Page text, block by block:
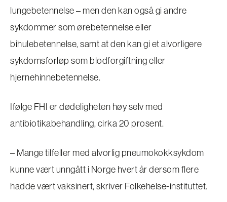
lungebetennelse – men den kan også gi andre
sykdommer som ørebetennelse eller
bihulebetennelse, samt at den kan gi et alvorligere
sykdomsforløp som blodforgiftning eller
hjernehinnebetennelse.
Ifølge FHI er dødeligheten høy selv med
antibiotikabehandling, cirka 20 prosent.
– Mange tilfeller med alvorlig pneumokokksykdom
kunne vært unngått i Norge hvert år dersom flere
hadde vært vaksinert, skriver Folkehelse-instituttet.